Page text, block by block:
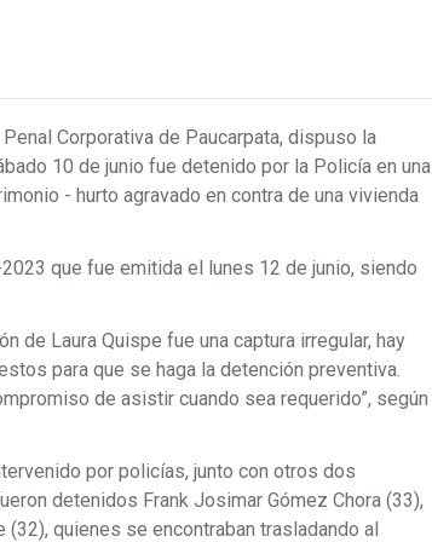
Corporativa de Paucarpata, dispuso la
10 de junio fue detenido por la Policía en una
- hurto agravado en contra de una vivienda
que fue emitida el lunes 12 de junio, siendo
de Laura Quispe fue una captura irregular, hay
para que se haga la detención preventiva.
de asistir cuando sea requerido”, según
por policías, junto con otros dos
detenidos Frank Josimar Gómez Chora (33),
(32), quienes se encontraban trasladando al